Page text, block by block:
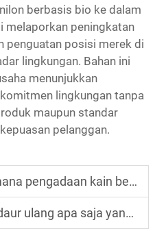
berbasis bio ke dalam
melaporkan peningkatan
penguatan posisi merek di
lingkungan. Bahan ini
menunjukkan
lingkungan tanpa
maupun standar
pelanggan.
kain berkelanjutan menarik minat konsumen yang sadar lingkungan?
saja yang mendukung pembuatan kain poliester daur ulang?